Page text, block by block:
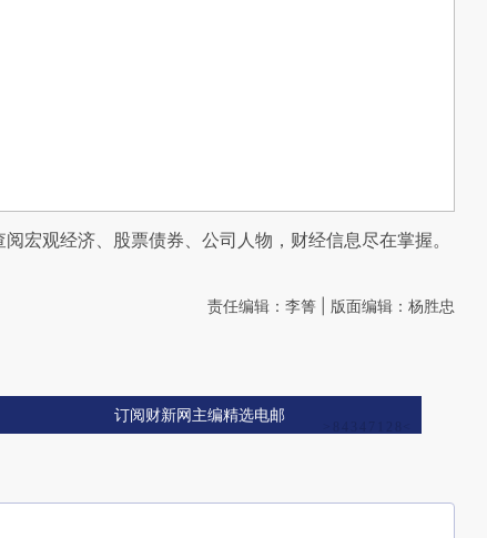
阅宏观经济、股票债券、公司人物，财经信息尽在掌握。
责任编辑：李箐 | 版面编辑：杨胜忠
订阅财新网主编精选电邮